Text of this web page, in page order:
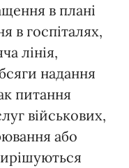
в плані
в госпіталях,
лінія,
надання
питання
військових,
або